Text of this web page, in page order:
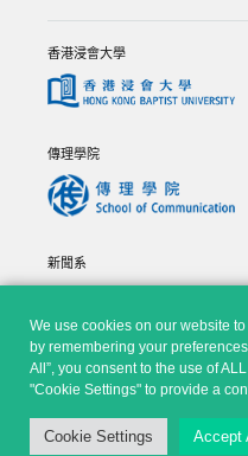
We use cookies on our website
by remembering your
All”, you consent to the use of
"Cookie Settings" to provide a
Cookie Settings Accept
香港浸會大學
傳理學院
新聞系
© Copyright 2026 - 香港浸